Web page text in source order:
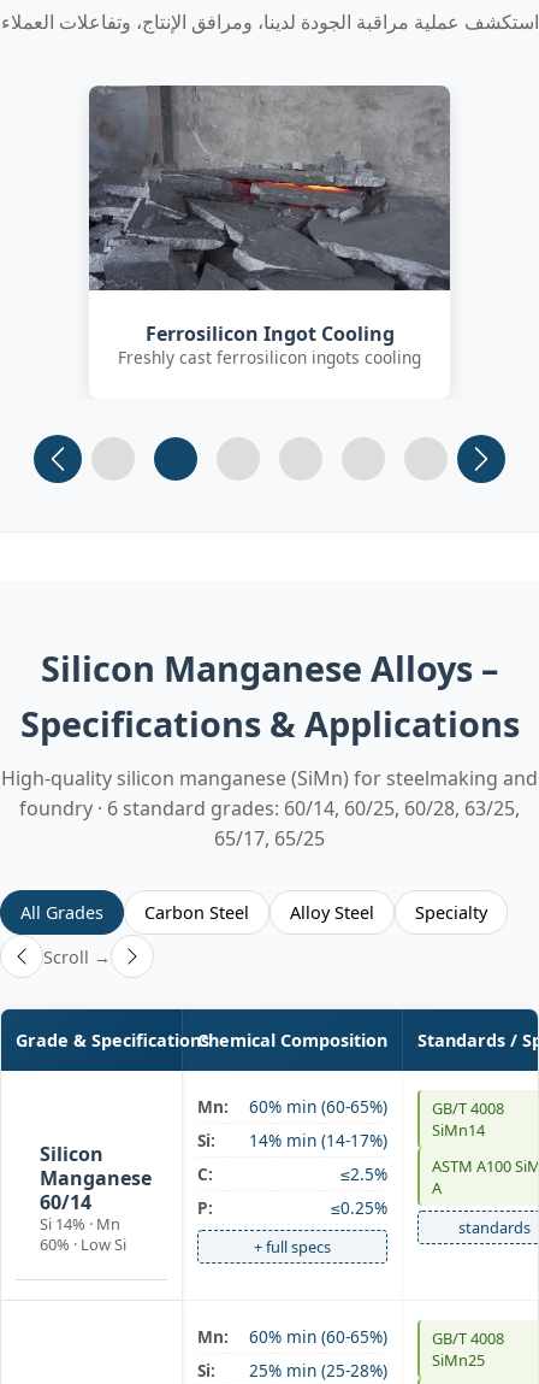
استكشف عملية مراقبة الجودة لدينا، ومرافق الإنتاج، وتفاعلات العملاء
Customer Quality Check
International clients inspecting FeSi
inoculant
Slide 1 Slide 2 Slide 3 (current)
Slide 4 Slide 5 Slide 6
Silicon Manganese Alloys –
Specifications & Applications
High-quality silicon manganese (SiMn) for steelmaking and
foundry · 6 standard grades: 60/14, 60/25, 60/28, 63/25,
65/17, 65/25
All Grades Carbon Steel Alloy Steel
Specialty
Scroll →
Grade & SpecificationsChemical Composition Standards /
Silicon
Manganese
60/14
Si 14% · Mn
60% · Low Si
Mn:
60% min (60-65%)
Si:
14% min (14-17%)
C:
≤2.5%
P:
≤0.25%
+ full specs
GB/T 4008
SiMn14
ASTM A100
A
standards
Mn:
60% min (60-65%)
Si:
25% min (25-28%)
GB/T 4008
SiMn25